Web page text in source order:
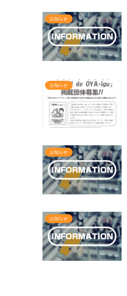
お知らせ
お知らせ
お知らせ
お知らせ